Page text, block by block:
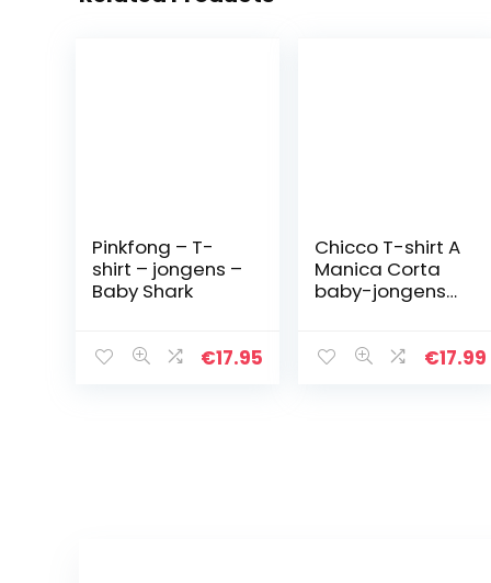
Pinkfong – T-
shirt – jongens –
Baby Shark
€17.95
Chicco T-shirt A
Manica Corta
baby-jongens
€17.99